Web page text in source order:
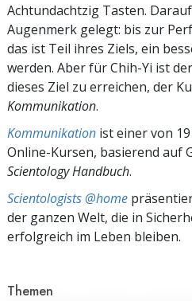
Achtundachtzig Tasten.
Augenmerk gelegt: bis zur
das ist Teil ihres Ziels, ein
werden. Aber für Chih-Yi ist
dieses Ziel zu erreichen, der
Kommunikation.
Kommunikation ist einer von
Online-Kursen, basierend auf
Scientology Handbuch.
Scientologists @home
der ganzen Welt, die in
erfolgreich im Leben bleiben.
Themen